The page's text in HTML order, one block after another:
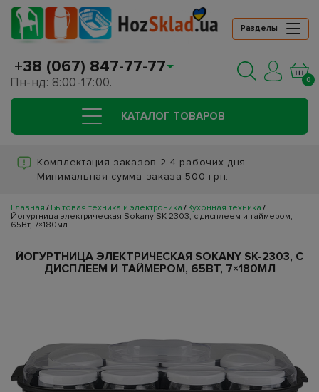
Разделы
+38 (067) 847-77-77
Пн-нд: 8:00-17:00. 0
КАТАЛОГ ТОВАРОВ
Комплектация заказов 2-4 рабочих дня.
Минимальная сумма заказа 500 грн.
Главная Бытовая техника и электроника
Кухонная техника
Йогуртница электрическая Sokany SK-2303, с дисплеем и таймером,
65Вт, 7×180мл
ЙОГУРТНИЦА ЭЛЕКТРИЧЕСКАЯ SOKANY SK-2303, С
ДИСПЛЕЕМ И ТАЙМЕРОМ, 65ВТ, 7×180МЛ